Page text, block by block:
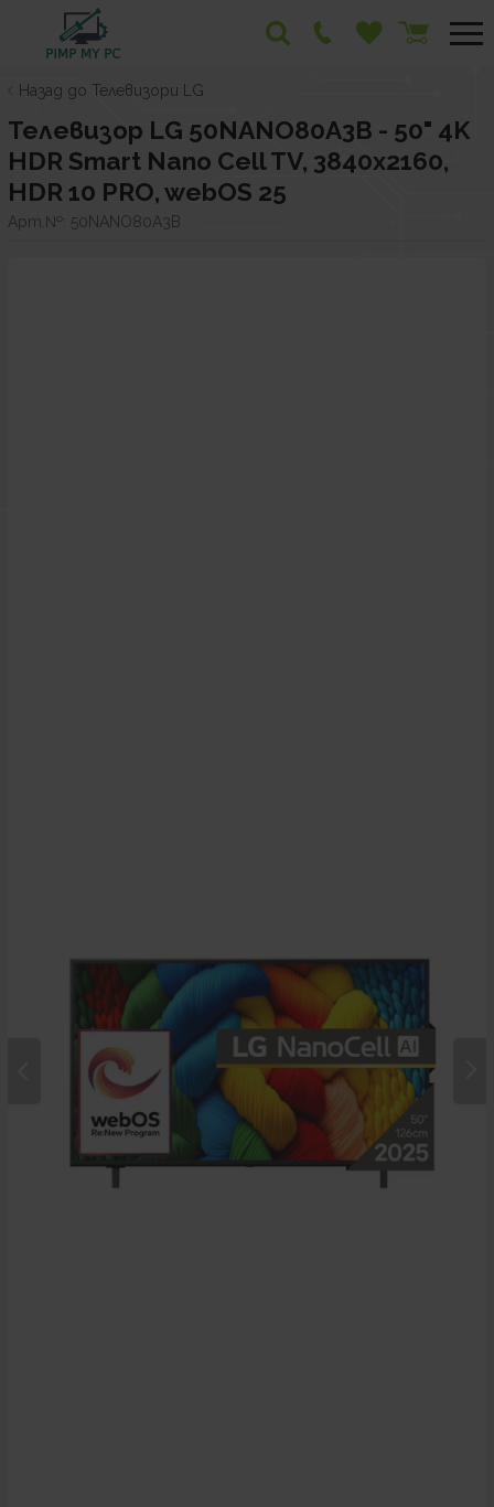
Назад до Телевизори LG
Телевизор LG 50NANO80A3B - 50" 4K
HDR Smart Nano Cell TV, 3840x2160,
HDR 10 PRO, webOS 25
Арт.№: 50NANO80A3B